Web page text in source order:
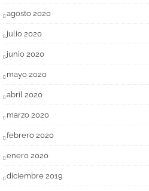
agosto 2020
julio 2020
junio 2020
mayo 2020
abril 2020
marzo 2020
febrero 2020
enero 2020
diciembre 2019